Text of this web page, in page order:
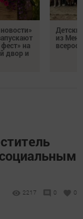
на
двор и
из
2217 0 0